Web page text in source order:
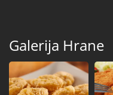
Galerija Hrane